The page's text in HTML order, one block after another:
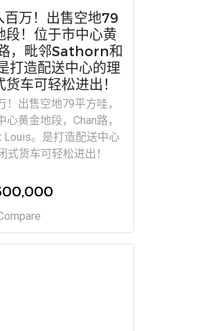
百万！出售空地79
段！位于市中心黄
，毗邻Sathorn和
打造配送中心的理
车可轻松进出！
出售空地79平方哇，
黄金地段，Chan路，
Louis。是打造配送中心
式货车可轻松进出！